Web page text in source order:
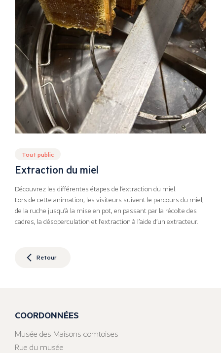
Tout public
Extraction du miel
Découvrez les différentes étapes de l’extraction du miel.
Lors de cette animation, les visiteurs suivent le parcours du miel,
de la ruche jusqu’à la mise en pot, en passant par la récolte des
cadres, la désoperculation et l’extraction à l’aide d’un extracteur.
Retour
COORDONNÉES
Musée des Maisons comtoises
Rue du musée